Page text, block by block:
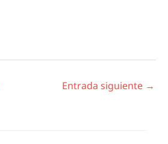
Entrada siguiente →